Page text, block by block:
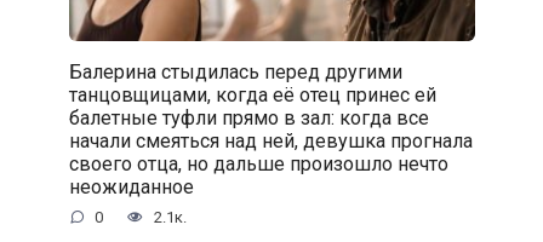
Балерина стыдилась перед другими
танцовщицами, когда её отец принес ей
балетные туфли прямо в зал: когда все
начали смеяться над ней, девушка прогнала
своего отца, но дальше произошло нечто
неожиданное
0 2.1к.